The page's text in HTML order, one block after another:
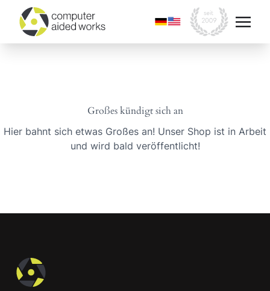
Großes kündigt sich an
Hier bahnt sich etwas Großes an! Unser Shop ist in Arbeit
und wird bald veröffentlicht!